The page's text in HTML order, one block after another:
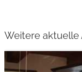
Weitere aktuelle